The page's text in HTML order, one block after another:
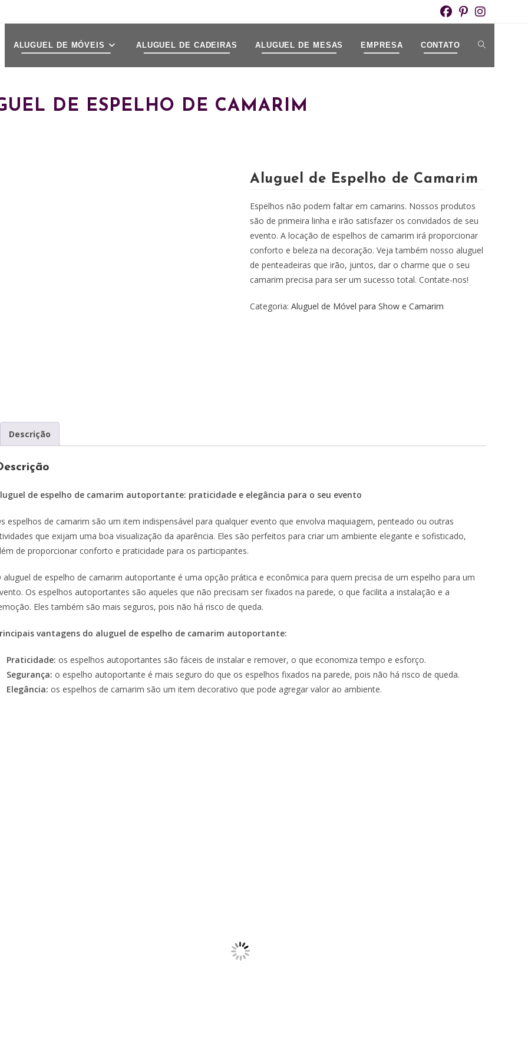
ALUGUEL DE MÓVEIS ALUGUEL DE CADEIRAS ALUGUEL DE MESAS EMPRESA CONTATO ALTERNAR
DE ESPELHO DE CAMARIM
Aluguel de Espelho de Camarim
Espelhos não podem faltar em camarins. Nossos produtos
são de primeira linha e irão satisfazer os convidados de seu
evento. A locação de espelhos de camarim irá proporcionar
conforto e beleza na decoração. Veja também nosso aluguel
de penteadeiras que irão, juntos, dar o charme que o seu
camarim precisa para ser um sucesso total. Contate-nos!
Categoria:Aluguel de Móvel para Show e Camarim
Descrição
de espelho de camarim autoportante: praticidade e elegância para o seu evento
espelhos de camarim são um item indispensável para qualquer evento que envolva maquiagem, penteado ou outras
que exijam uma boa visualização da aparência. Eles são perfeitos para criar um ambiente elegante e sofisticado,
de proporcionar conforto e praticidade para os participantes.
aluguel de espelho de camarim autoportante é uma opção prática e econômica para quem precisa de um espelho para um
Os espelhos autoportantes são aqueles que não precisam ser fixados na parede, o que facilita a instalação e a
Eles também são mais seguros, pois não há risco de queda.
vantagens do aluguel de espelho de camarim autoportante:
Praticidade: os espelhos autoportantes são fáceis de instalar e remover, o que economiza tempo e esforço.
Segurança: o espelho autoportante é mais seguro do que os espelhos fixados na parede, pois não há risco de queda.
Elegância: os espelhos de camarim são um item decorativo que pode agregar valor ao ambiente.